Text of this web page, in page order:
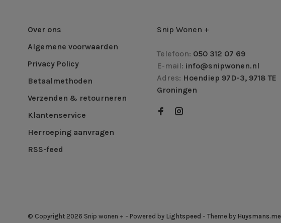
Over ons
Algemene voorwaarden
Privacy Policy
Betaalmethoden
Verzenden & retourneren
Klantenservice
Herroeping aanvragen
RSS-feed
Snip Wonen +
Telefoon: 050 312 07 69
E-mail: info@snipwonen.nl
Adres: Hoendiep 97D-3, 9718 TE
Groningen
© Copyright 2026 Snip wonen + - Powered by Lightspeed - Theme by Huysmans.me